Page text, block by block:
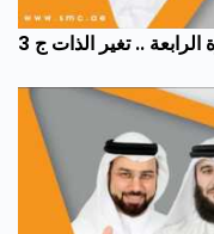
.. تغير الذات ج 3